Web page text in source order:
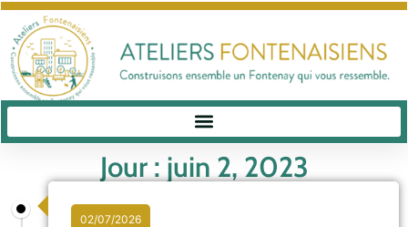
Jour : juin 2, 2023
02/07/2026